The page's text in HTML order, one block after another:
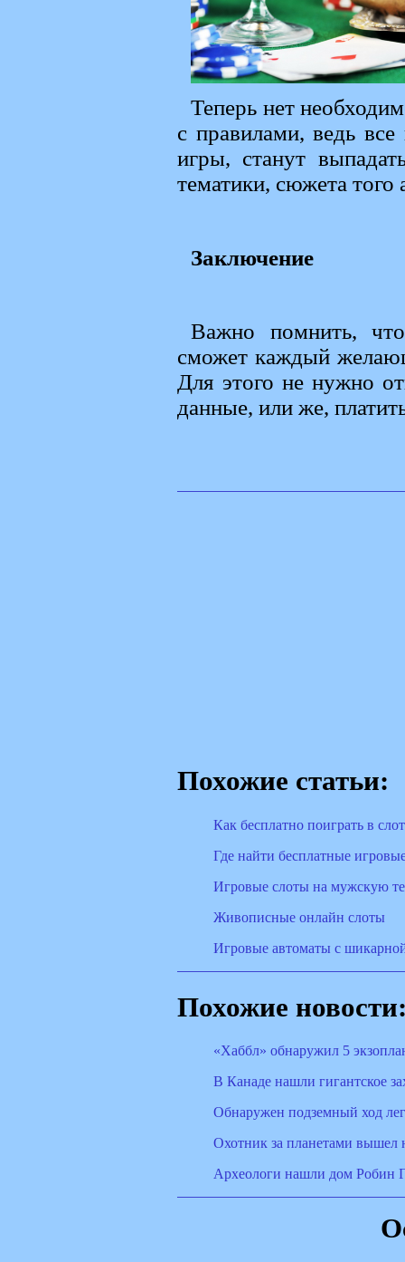
Теперь нет
с правилами, ведь
игры, станут
тематики, сюжета того
Заключение
Важно помнить,
сможет каждый
Для этого не нужно
данные, или же,
Похожие статьи:
Как бесплатно поиграть в
Где найти бесплатные
Игровые слоты на мужскую
Живописные онлайн слоты
Игровые автоматы с
Похожие
«Хаббл» обнаружил 5
В Канаде нашли гигантское
Обнаружен подземный ход
Охотник за планетами вышел
Археологи нашли дом Робин